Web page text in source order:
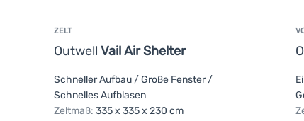
ZELT
Outwell Vail Air Shelter
Schneller Aufbau / Große Fenster /
Schnelles Aufblasen
Zeltmaß: 335 x 335 x 230 cm